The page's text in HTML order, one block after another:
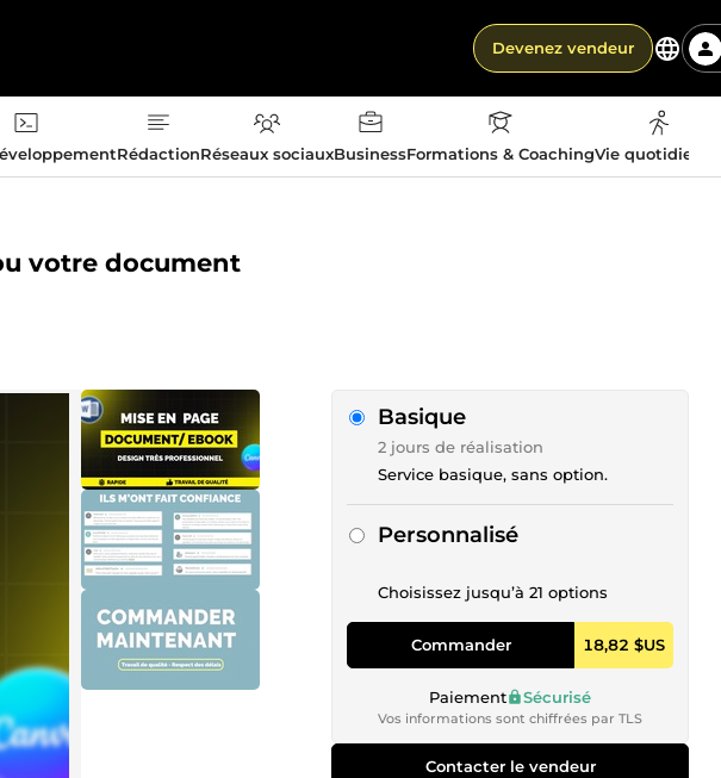
Devenez vendeur
RédactionRéseaux sociauxBusinessFormations & CoachingVie
votre document
Basique
2 jours de réalisation
Service basique, sans option.
Personnalisé
Choisissez jusqu’à 21 options
Commander 18,82 $US
Paiement Sécurisé
Vos informations sont chiffrées par TLS
Contacter le vendeur